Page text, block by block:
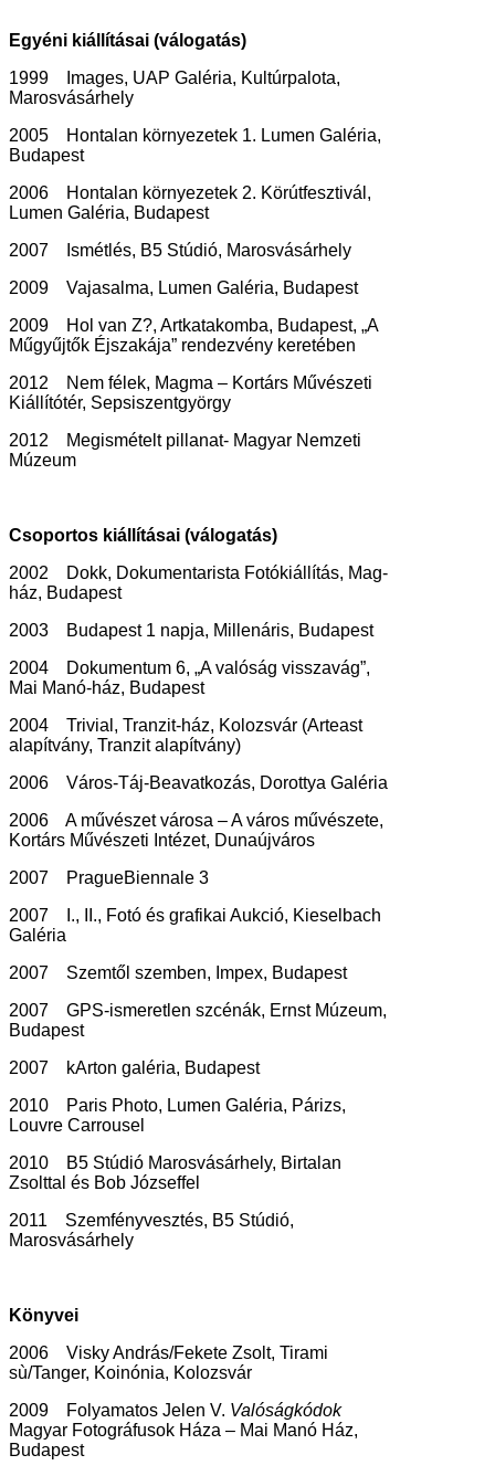
Egyéni kiállításai (válogatás)
1999 Images, UAP Galéria, Kultúrpalota,
Marosvásárhely
2005 Hontalan környezetek 1. Lumen Galéria,
Budapest
2006 Hontalan környezetek 2. Körútfesztivál,
Lumen Galéria, Budapest
2007 Ismétlés, B5 Stúdió, Marosvásárhely
2009 Vajasalma, Lumen Galéria, Budapest
2009 Hol van Z?, Artkatakomba, Budapest, „A
Műgyűjtők Éjszakája” rendezvény keretében
2012 Nem félek, Magma – Kortárs Művészeti
Kiállítótér, Sepsiszentgyörgy
2012 Megismételt pillanat- Magyar Nemzeti
Múzeum
Csoportos kiállításai (válogatás)
2002 Dokk, Dokumentarista Fotókiállítás, Mag-
ház, Budapest
2003 Budapest 1 napja, Millenáris, Budapest
2004 Dokumentum 6, „A valóság visszavág”,
Mai Manó-ház, Budapest
2004 Trivial, Tranzit-ház, Kolozsvár (Arteast
alapítvány, Tranzit alapítvány)
2006 Város-Táj-Beavatkozás, Dorottya Galéria
2006 A művészet városa – A város művészete,
Kortárs Művészeti Intézet, Dunaújváros
2007 PragueBiennale 3
2007 I., II., Fotó és grafikai Aukció, Kieselbach
Galéria
2007 Szemtől szemben, Impex, Budapest
2007 GPS-ismeretlen szcénák, Ernst Múzeum,
Budapest
2007 kArton galéria, Budapest
2010 Paris Photo, Lumen Galéria, Párizs,
Louvre Carrousel
2010 B5 Stúdió Marosvásárhely, Birtalan
Zsolttal és Bob Józseffel
2011 Szemfényvesztés, B5 Stúdió,
Marosvásárhely
Könyvei
2006 Visky András/Fekete Zsolt, Tirami
sù/Tanger, Koinónia, Kolozsvár
2009 Folyamatos Jelen V. Valóságkódok
Magyar Fotográfusok Háza – Mai Manó Ház,
Budapest